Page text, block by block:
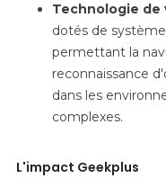
Technologie de
dotés de
permettant la
reconnaissance
dans les
complexes.
L'impact Geekplus